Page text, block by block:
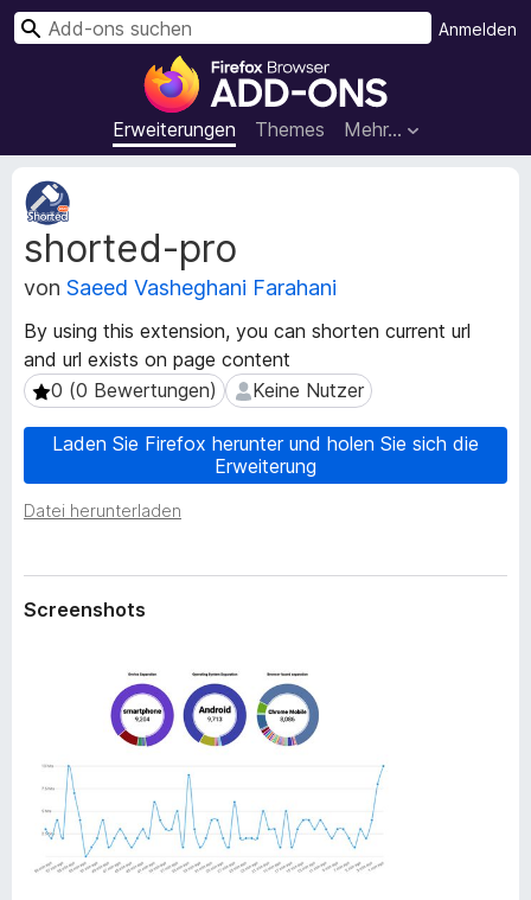
A
d
d
-
ü
r
d
e
n
F
i
o
B
r
o
w
e
r
Erweiterungen Themes Mehr…
Anmelden
S
shorted-pro
von Saeed Vasheghani Farahani
By using this extension, you can shorten current url
and url exists on page content
0 (0 Bewertungen)
0 (0 Bewertungen) Keine Nutzer
Keine Nutzer
Laden Sie Firefox herunter und holen Sie sich die
Erweiterung
Datei herunterladen
M
e
t
a
d
t
e
n
z
E
r
t
Screenshots